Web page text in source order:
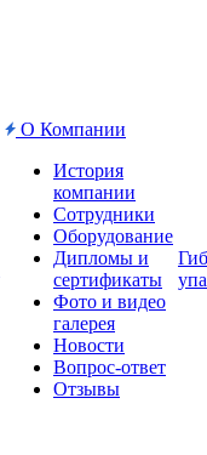
О Компании
История
компании
Сотрудники
Оборудование
Дипломы и
сертификаты
Фото и видео
галерея
Новости
Вопрос-ответ
Отзывы